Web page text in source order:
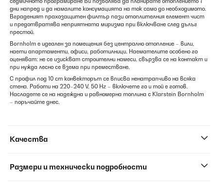
дни напред и да намалите консумацията на ток само до необходимото.
Вграденият прахозащитен филтър пази отоплителния елемент чист
и предотвратява неприятната миризма при включване след дълъг
престой.
Bornholm е идеален за помещения без централно отопление – вили,
наети апартаменти, офиси, работилници. Наемателите особено го
оценяват: не се изискват строителни намеси, свързва се на контакт и
при нужда лесно се взема при преместване.
С профил под 10 cm конвекторът се вписва ненатрапчиво на всяка
стена. Работи на 220–240 V, 50 Hz – включете го и той е готов.
Насладете се на надеждна и равномерна топлина с Klarstein Bornholm
– поръчайте днес.
Качества
Размери и технически подробности